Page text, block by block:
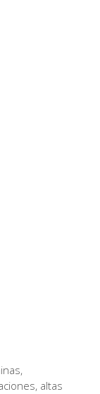
altas